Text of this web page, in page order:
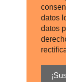
datos
datos